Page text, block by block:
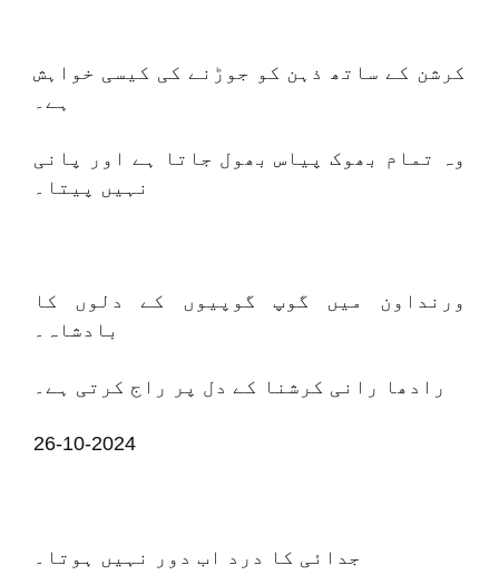
کرشن کے ساتھ ذہن کو جوڑنے کی کیسی خواہش
ہے۔
وہ تمام بھوک پیاس بھول جاتا ہے اور پانی
نہیں پیتا۔
ورنداون میں گوپ گوپیوں کے دلوں کا
بادشاہ۔
رادھا رانی کرشنا کے دل پر راج کرتی ہے۔
26-10-2024
جدائی کا درد اب دور نہیں ہوتا۔